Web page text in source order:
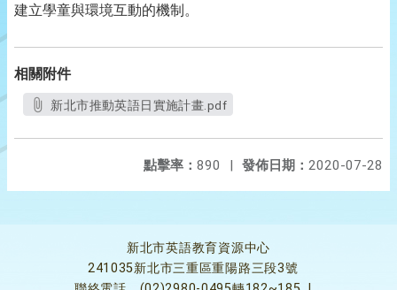
建立學童與環境互動的機制。
相關附件
新北市推動英語日實施計畫.pdf
發佈日期： 2020-07-28
點擊率： 890 |
新北市英語教育資源中心
241035新北市三重區重陽路三段3號